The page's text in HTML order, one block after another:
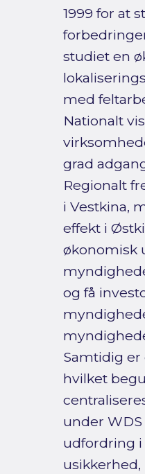
1999 for at
studiet en
med
Nationalt
grad
Regionalt
i Vestkina,
effekt i
økonomisk
og få
Samtidig er
hvilket
under
udfordring i